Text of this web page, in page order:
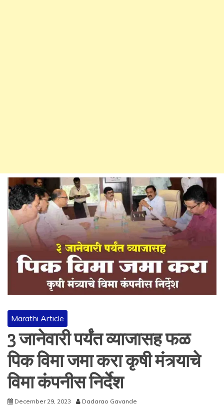
Marathi Article
3 जानेवारी पर्यंत व्याजासह फळ
पिक विमा जमा करा कृषी मंत्र्याचे
विमा कंपनीस निर्देश
December 29, 2023 Dadarao Gavande